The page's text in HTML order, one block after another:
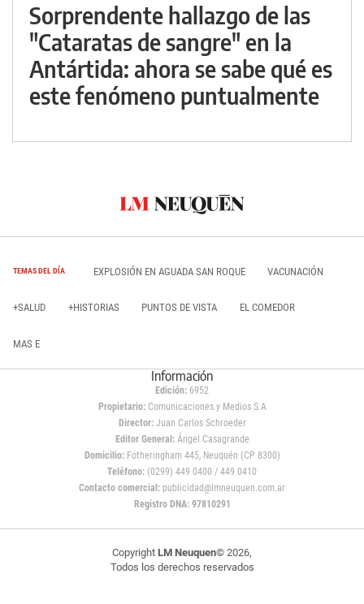
Sorprendente hallazgo de las
"Cataratas de sangre" en la
Antártida: ahora se sabe qué es
este fenómeno puntualmente
TEMAS DEL DÍA EXPLOSIÓN EN AGUADA SAN ROQUE VACUNACIÓN
+SALUD +HISTORIAS PUNTOS DE VISTA EL COMEDOR
MAS E
Información
Edición: 6952
Propietario:Comunicaciones y Medios S.A
Director: Juan Carlos Schroeder
Editor General:Ángel Casagrande
Domicilio:Fotheringham 445, Neuquén (CP 8300)
Teléfono: (0299) 449 0400 / 449 0410
Contacto comercial: publicidad@lmneuquen.com.ar
Registro DNA: 97810291
Copyright LM Neuquen© 2026,
Todos los derechos reservados